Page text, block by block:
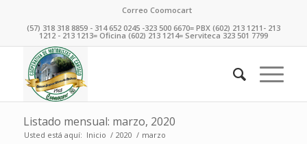
Correo Coomocart
(57) 318 318 8859 - 314 652 0245 -323 500 6670= PBX (602) 213 1211- 213
1212 - 213 1213= Oficina (602) 213 1214= Serviteca 323 501 7799
Listado mensual: marzo, 2020
Usted está aquí: Inicio / 2020 / marzo